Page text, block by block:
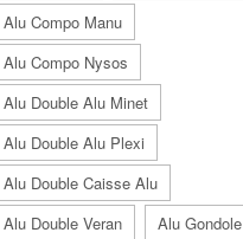
Alu Compo Manu
Alu Compo Nysos
Alu Double Alu Minet
Alu Double Alu Plexi
Alu Double Caisse Alu
Alu Double Veran
Alu Gondole